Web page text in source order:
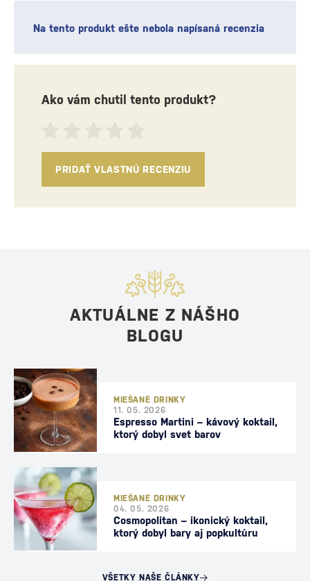
Na tento produkt ešte nebola napísaná recenzia
Ako vám chutil tento produkt?
PRIDAŤ VLASTNÚ RECENZIU
AKTUÁLNE Z NÁŠHO
BLOGU
MIEŠANÉ DRINKY
11. 05. 2026
Espresso Martini – kávový koktail,
ktorý dobyl svet barov
MIEŠANÉ DRINKY
04. 05. 2026
Cosmopolitan – ikonický koktail,
ktorý dobyl bary aj popkultúru
VŠETKY NAŠE ČLÁNKY